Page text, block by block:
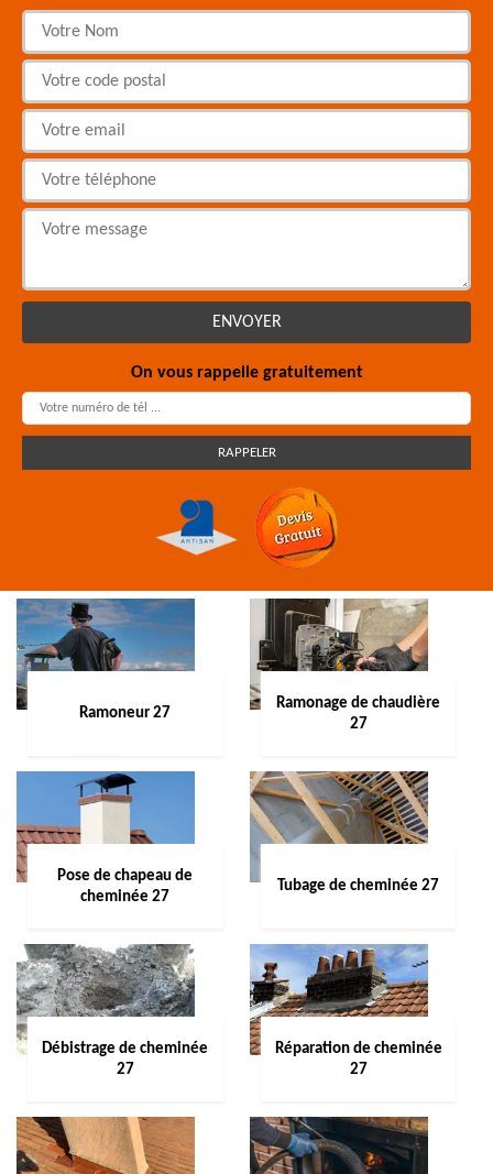
On vous rappelle gratuitement
Ramoneur 27
Ramonage de chaudière
27
Pose de chapeau de
cheminée 27
Tubage de cheminée 27
Débistrage de cheminée
27
Réparation de cheminée
27